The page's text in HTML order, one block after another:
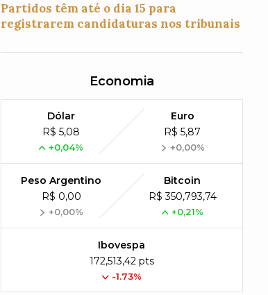
Partidos têm até o dia 15 para
registrarem candidaturas nos tribunais
Economia
Dólar
R$ 5,08
+0,04%
Euro
R$ 5,87
+0,00%
Peso Argentino
R$ 0,00
+0,00%
Bitcoin
R$ 350,793,74
+0,21%
Ibovespa
172,513,42 pts
-1.73%